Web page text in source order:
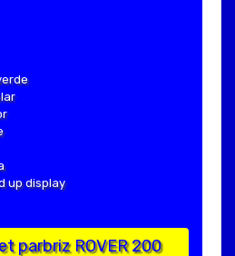
up display
parbriz ROVER 200